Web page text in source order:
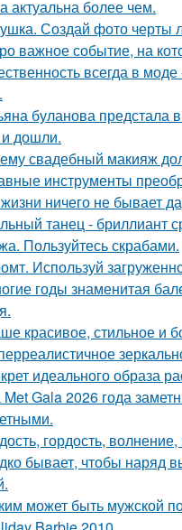
актуальна более чем.
Создай фото черты
важное событие, на
всегда в
буланова предстала
дошли.
свадебный макияж
инструменты
ничего не бывает
танец - бриллиант
Пользуйтесь скрабами.
Используй
годы знаменитая
красивое, стильное и
идеального образа
Gala 2026 года
гордость,
бывает, чтобы наряд
может быть мужской